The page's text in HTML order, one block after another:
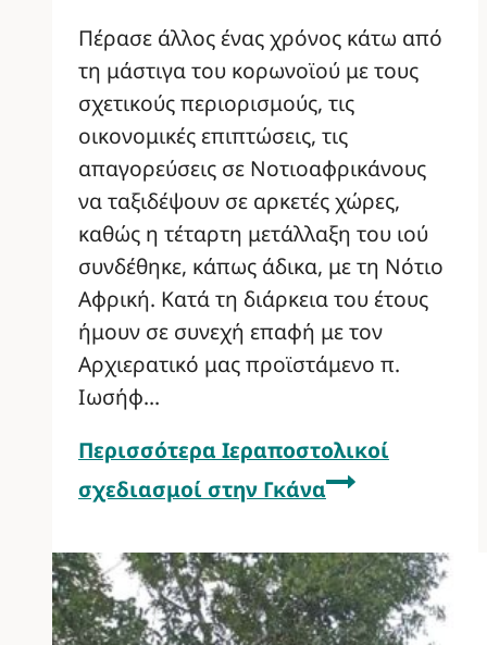
Πέρασε άλλος ένας χρόνος κάτω από
τη μάστιγα του κορωνοϊού με τους
σχετικούς περιορισμούς, τις
οικονομικές επιπτώσεις, τις
απαγορεύσεις σε Νοτιοαφρικάνους
να ταξιδέψουν σε αρκετές χώρες,
καθώς η τέταρτη μετάλλαξη του ιού
συνδέθηκε, κάπως άδικα, με τη Νότιο
Αφρική. Κατά τη διάρκεια του έτους
ήμουν σε συνεχή επαφή με τον
Αρχιερατικό μας προϊστάμενο π.
Ιωσήφ…
Περισσότερα Ιεραποστολικοί
σχεδιασμοί στην Γκάνα